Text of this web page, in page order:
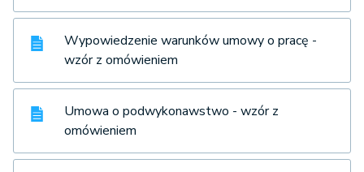
Wypowiedzenie warunków umowy o pracę -
wzór z omówieniem
Umowa o podwykonawstwo - wzór z
omówieniem